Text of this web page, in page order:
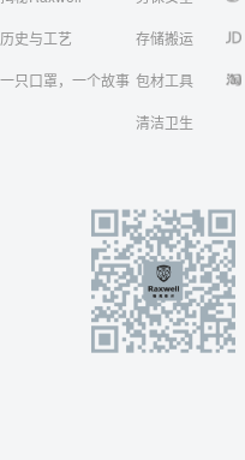
历史与工艺
一只口罩，一个故事
存储搬运
包材工具
清洁卫生